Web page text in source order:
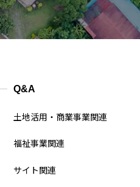
Q&A
土地活用・商業事業関連
福祉事業関連
サイト関連